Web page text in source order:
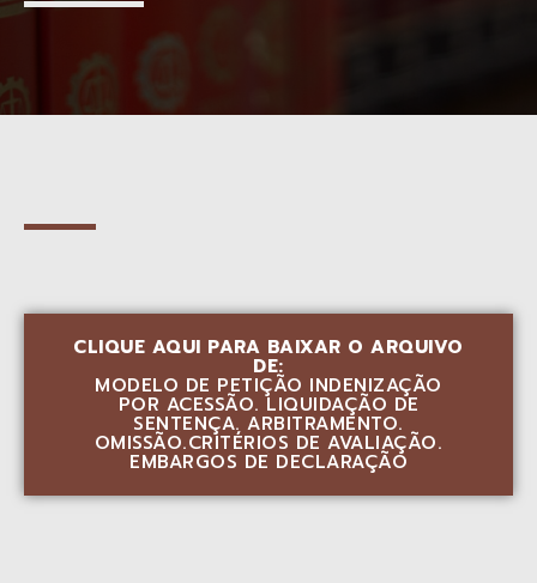
CLIQUE AQUI PARA BAIXAR O ARQUIVO
DE:
MODELO DE PETIÇÃO INDENIZAÇÃO
POR ACESSÃO. LIQUIDAÇÃO DE
SENTENÇA. ARBITRAMENTO.
OMISSÃO.CRITÉRIOS DE AVALIAÇÃO.
EMBARGOS DE DECLARAÇÃO